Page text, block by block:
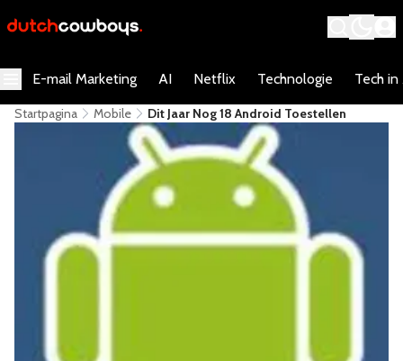
E-mail Marketing AI Netflix Technologie Tech in
Startpagina Mobile Dit Jaar Nog 18 Android Toestellen